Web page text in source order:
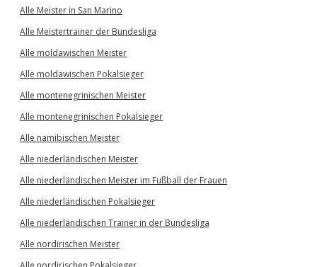
Alle Meister in San Marino
Alle Meistertrainer der Bundesliga
Alle moldawischen Meister
Alle moldawischen Pokalsieger
Alle montenegrinischen Meister
Alle montenegrinischen Pokalsieger
Alle namibischen Meister
Alle niederländischen Meister
Alle niederländischen Meister im Fußball der Frauen
Alle niederländischen Pokalsieger
Alle niederländischen Trainer in der Bundesliga
Alle nordirischen Meister